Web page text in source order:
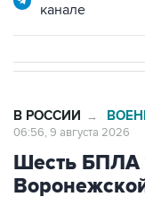
канале
В РОССИИ →
06:56, 9 августа 2026
Шесть БПЛА